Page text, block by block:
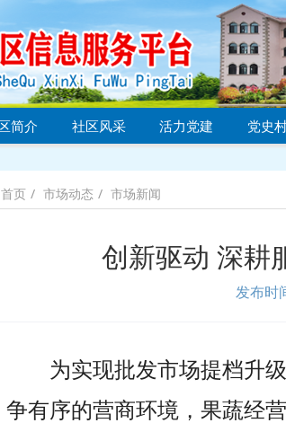
简介 社区风采 活力党建 党史
首页 市场动态 市场新闻
创新驱动 深耕
发布时
为实现批发市场提档升级
争有序的营商环境， 果蔬经